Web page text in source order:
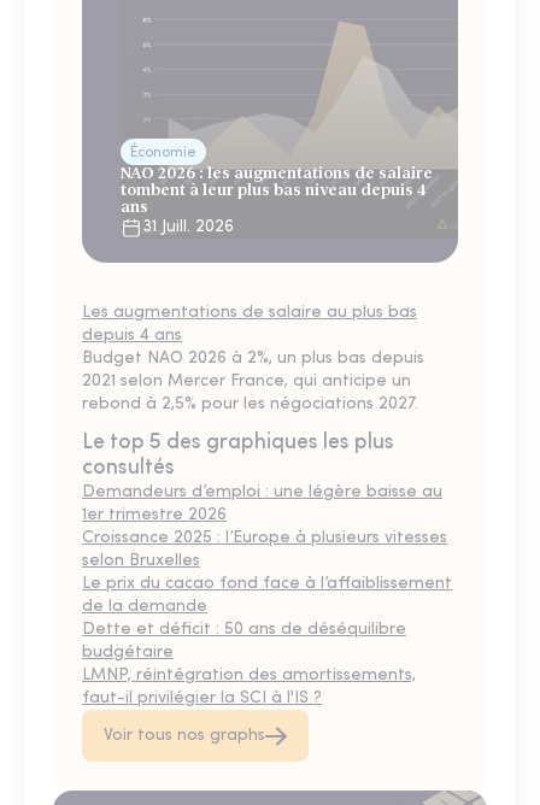
Économie
NAO 2026 : les augmentations de salaire
tombent à leur plus bas niveau depuis 4
ans
31 Juill. 2026
Les augmentations de salaire au plus bas
depuis 4 ans
Budget NAO 2026 à 2%, un plus bas depuis
2021 selon Mercer France, qui anticipe un
rebond à 2,5% pour les négociations 2027.
Le top 5 des graphiques les plus
consultés
Demandeurs d’emploi : une légère baisse au
1er trimestre 2026
Croissance 2025 : l’Europe à plusieurs vitesses
selon Bruxelles
Le prix du cacao fond face à l’affaiblissement
de la demande
Dette et déficit : 50 ans de déséquilibre
budgétaire
LMNP, réintégration des amortissements,
faut-il privilégier la SCI à l'IS ?
Voir tous nos graphs